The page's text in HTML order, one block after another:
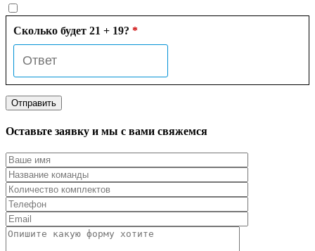
Сколько будет 21 + 19? *
Оставьте заявку и мы с вами свяжемся